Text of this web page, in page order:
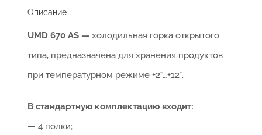
Описание
UMD 670 AS — холодильная горка открытого
типа, предназначена для хранения продуктов
при температурном режиме +2°…+12°.
В стандартную комплектацию входит:
— 4 полки;